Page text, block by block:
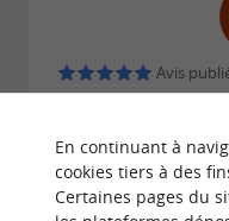
Avis
ECRIRE UN
© Google 2026
En continuant à
cookies tiers à des
Certaines pages du